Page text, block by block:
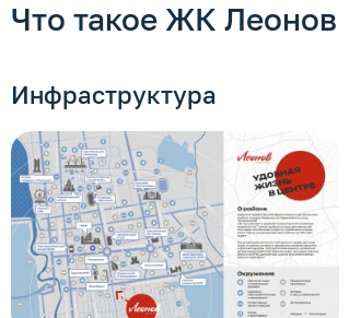
Что такое ЖК Леонов
Инфраструктура